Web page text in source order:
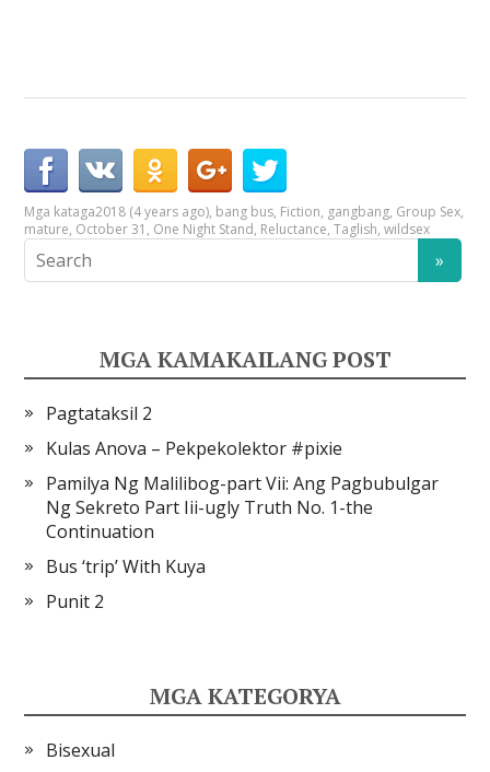
Mga kataga2018 (4 years ago), bang bus, Fiction, gangbang, Group Sex,
mature, October 31 , One Night Stand, Reluctance,Taglish,wildsex
MGA KAMAKAILANG POST
Pagtataksil 2
Kulas Anova – Pekpekolektor #pixie
Pamilya Ng Malilibog-part Vii: Ang Pagbubulgar
Ng Sekreto Part Iii-ugly Truth No. 1-the
Continuation
Bus ‘trip’ With Kuya
Punit 2
MGA KATEGORYA
Bisexual